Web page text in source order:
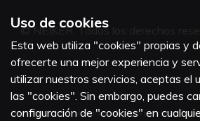
© NEIKER. Todos los derechos
El proyecto ARDI2 ha sido cofinanciado al 65% por la Unión
Uso de cookies
Esta web utiliza "cookies" propias y
ofrecerte una mejor experiencia y
utilizar nuestros servicios, aceptas el
las "cookies". Sin embargo, puedes
configuración de "cookies" en